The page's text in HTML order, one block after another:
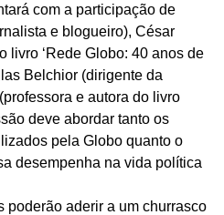
com a participação de
e blogueiro), César
livro ‘Rede Globo: 40 anos de
Belchior (dirigente da
e autora do livro
deve abordar tanto os
pela Globo quanto o
desempenha na vida política
poderão aderir a um churrasco